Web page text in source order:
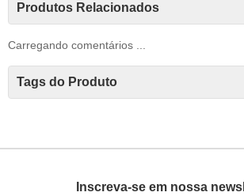
Produtos Relacionados
Carregando comentários ...
Tags do Produto
Inscreva-se em nossa